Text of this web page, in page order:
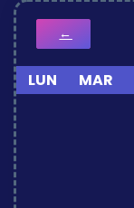
←
LUN MAR